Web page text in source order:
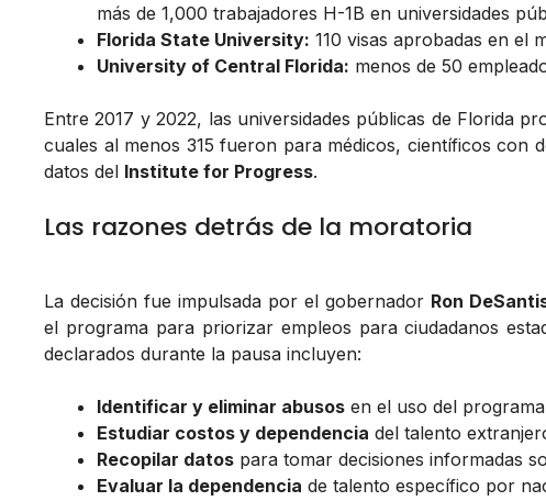
más de 1,000 trabajadores H-1B en universidades
Florida State University: 110 visas aprobadas en el
University of Central Florida: menos de 50
Entre 2017 y 2022, las universidades públicas de Florida
cuales al menos 315 fueron para médicos, científicos con
datos del Institute for Progress.
Las razones detrás de la moratoria
La decisión fue impulsada por el gobernador Ron
el programa para priorizar empleos para ciudadanos
declarados durante la pausa incluyen:
Identificar y eliminar abusos en el uso del programa
Estudiar costos y dependencia del talento
Recopilar datos para tomar decisiones informadas
Evaluar la dependencia de talento específico por